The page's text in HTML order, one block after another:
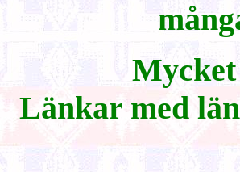
Mycket
Länkar med